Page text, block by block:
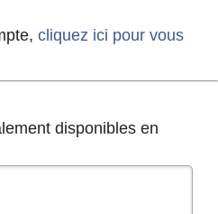
cliquez ici pour vous
disponibles en